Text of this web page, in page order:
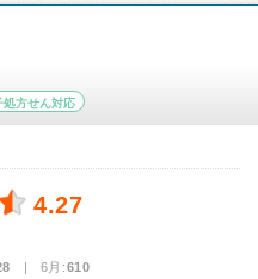
処方せん対応
4.27
| 6月:610